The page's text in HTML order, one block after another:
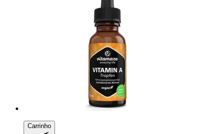
Carrinho